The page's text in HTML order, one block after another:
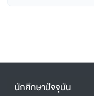
นักศึกษาปัจจุบัน